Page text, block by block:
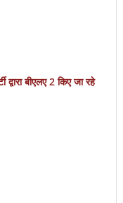
बीएलए 2 किए जा रहे